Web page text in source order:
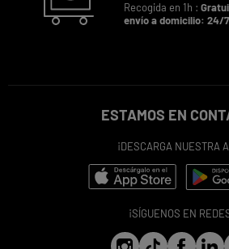
Recogida en 1h :
envío a domicilio: 24/
ESTAMOS EN
¡DESCARGA NUESTRA
¡SÍGUENOS EN